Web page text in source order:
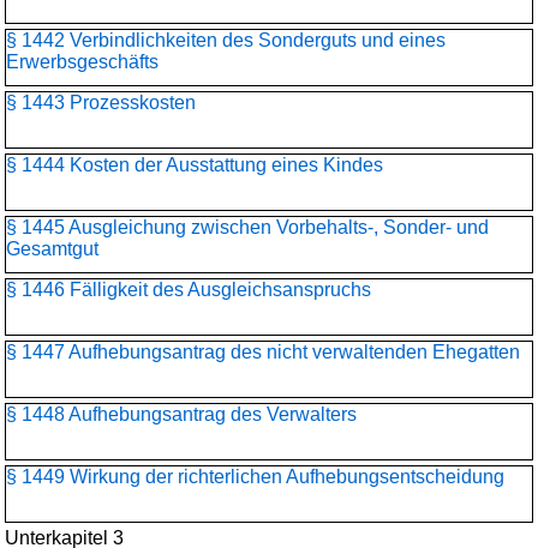
§ 1442 Verbindlichkeiten des Sonderguts und eines
Erwerbsgeschäfts
§ 1443 Prozesskosten
§ 1444 Kosten der Ausstattung eines Kindes
§ 1445 Ausgleichung zwischen Vorbehalts-, Sonder- und
Gesamtgut
§ 1446 Fälligkeit des Ausgleichsanspruchs
§ 1447 Aufhebungsantrag des nicht verwaltenden Ehegatten
§ 1448 Aufhebungsantrag des Verwalters
§ 1449 Wirkung der richterlichen Aufhebungsentscheidung
Unterkapitel 3